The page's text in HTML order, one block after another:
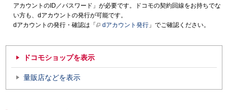
アカウントのID／パスワード」が必要です。ドコモの契約回線をお持ちでな
い方も、dアカウントの発行が可能です。
dアカウントの発行・確認は「
dアカウント発行 」でご確認ください。
ドコモショップを表示
量販店などを表示